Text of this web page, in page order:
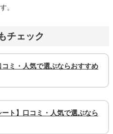
。
チェック
コミ・人気で選ぶならおすすめ
ート】口コミ・人気で選ぶなら